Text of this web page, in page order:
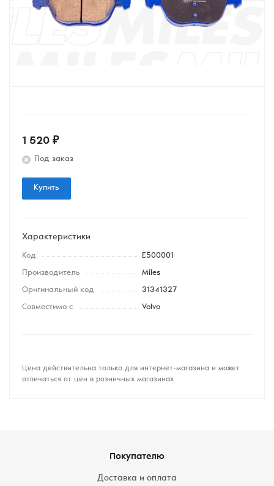
1 520 ₽
Под заказ
Купить
Характеристики
Код E500001
Производитель Miles
Оригинальный код 31341327
Совместимо с Volvo
Цена действительна только для интернет-магазина и может
отличаться от цен в розничных магазинах
Покупателю
Доставка и оплата